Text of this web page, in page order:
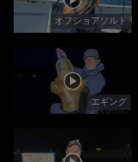
オフショアソルト
エギング